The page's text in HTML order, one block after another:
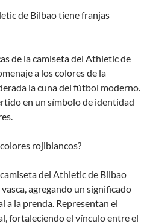
de Bilbao tiene franjas
de la camiseta del Athletic de
a los colores de la
la cuna del fútbol moderno.
en un símbolo de identidad
rojiblancos?
del Athletic de Bilbao
agregando un significado
a la prenda. Representan el
fortaleciendo el vínculo entre el